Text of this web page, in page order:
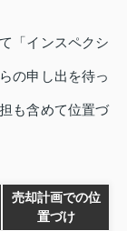
「インスペクシ
の申し出を待っ
も含めて位置づ
売却計画での位
置づけ